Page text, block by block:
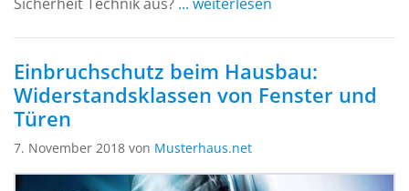
Einbruchschutz beim Hausbau:
Widerstandsklassen von Fenster und
Türen
7. November 2018 von Musterhaus.net